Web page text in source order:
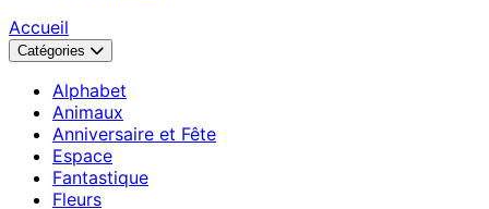
Accueil
Catégories
Alphabet
Animaux
Anniversaire et Fête
Espace
Fantastique
Fleurs